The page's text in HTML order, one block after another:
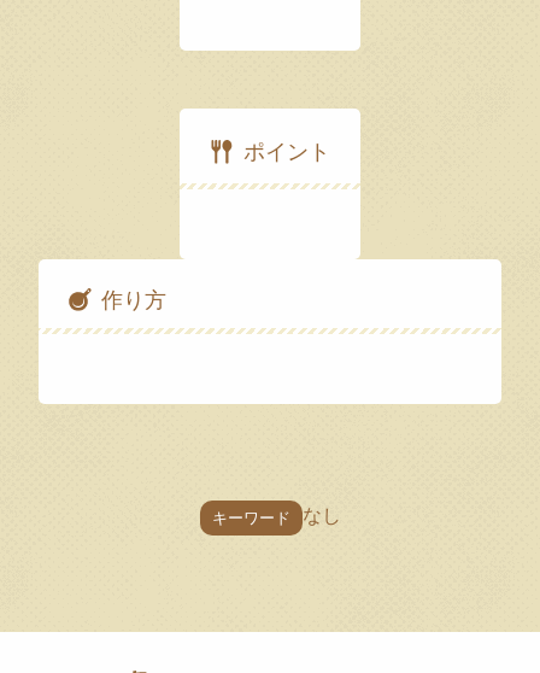
ポイント
作り方
キーワード なし